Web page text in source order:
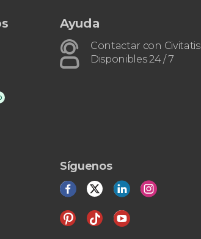
Ayuda
Contactar con Civitatis
Disponibles 24 / 7
Síguenos